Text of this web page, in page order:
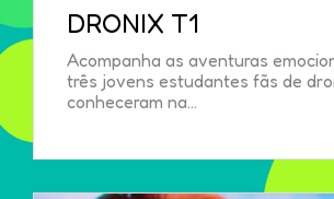
DRONIX T1
Acompanha as aventuras
três jovens estudantes fãs de
conheceram na...